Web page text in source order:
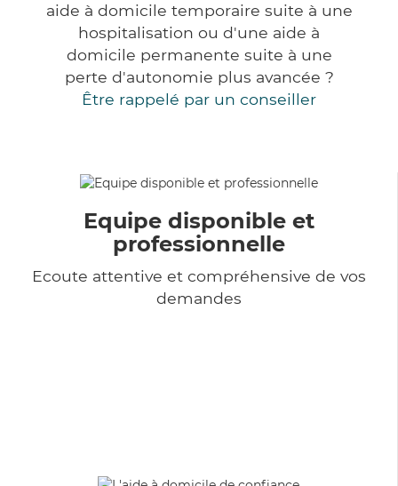
aide à domicile temporaire suite à une
hospitalisation ou d'une aide à
domicile permanente suite à une
perte d'autonomie plus avancée ?
Être rappelé par un conseiller
Equipe disponible et
professionnelle
Ecoute attentive et compréhensive de vos
demandes